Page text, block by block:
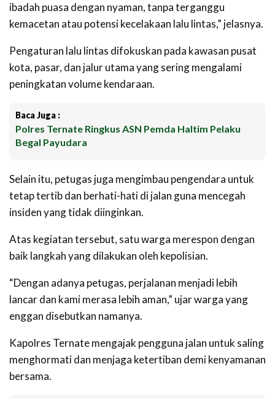
ibadah puasa dengan nyaman, tanpa terganggu
kemacetan atau potensi kecelakaan lalu lintas,” jelasnya.
Pengaturan lalu lintas difokuskan pada kawasan pusat
kota, pasar, dan jalur utama yang sering mengalami
peningkatan volume kendaraan.
Baca Juga :
Polres Ternate Ringkus ASN Pemda Haltim Pelaku
Begal Payudara
Selain itu, petugas juga mengimbau pengendara untuk
tetap tertib dan berhati-hati di jalan guna mencegah
insiden yang tidak diinginkan.
Atas kegiatan tersebut, satu warga merespon dengan
baik langkah yang dilakukan oleh kepolisian.
“Dengan adanya petugas, perjalanan menjadi lebih
lancar dan kami merasa lebih aman,” ujar warga yang
enggan disebutkan namanya.
Kapolres Ternate mengajak pengguna jalan untuk saling
menghormati dan menjaga ketertiban demi kenyamanan
bersama.